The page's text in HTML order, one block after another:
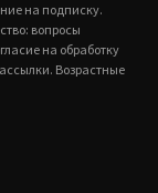
на подписку.
вопросы
на обработку
Возрастные